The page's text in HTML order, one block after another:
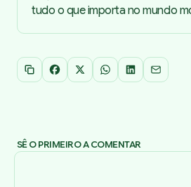
tudo o que importa no mundo
Copiar link
Facebook
X WhatsApp
LinkedInEmail
SÊ O PRIMEIRO A COMENTAR